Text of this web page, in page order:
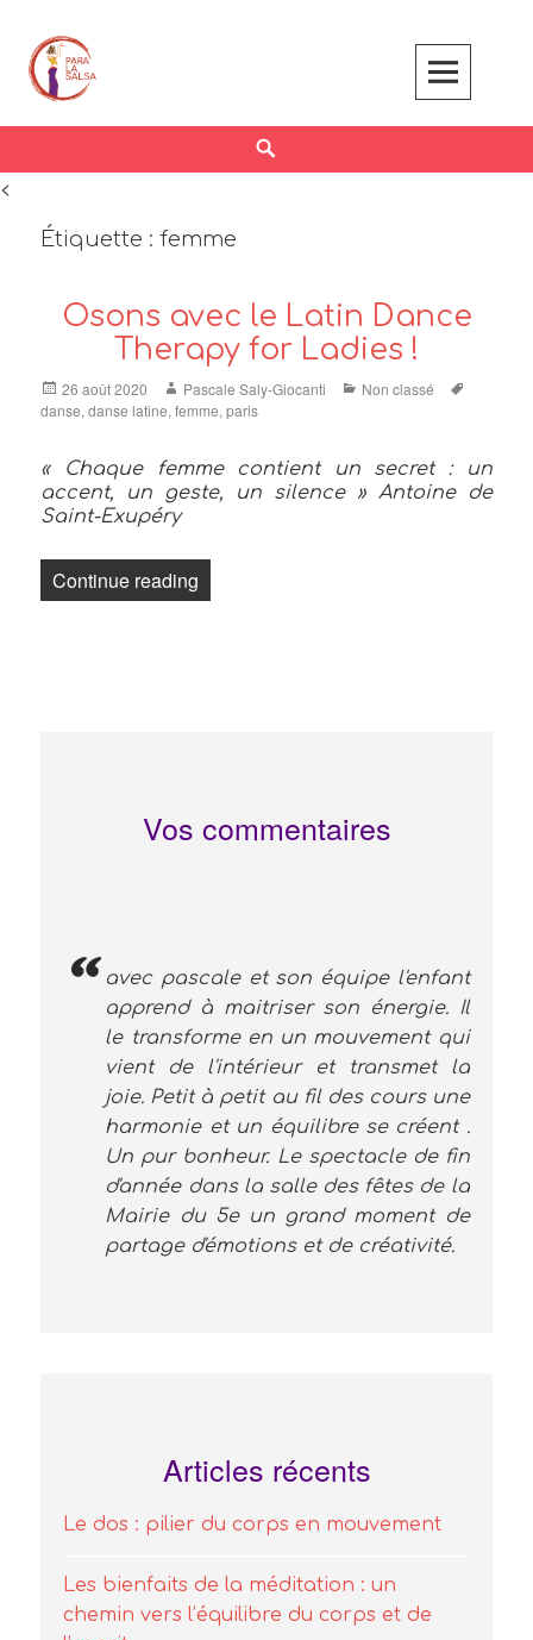
content
<
Étiquette :femme
Osons avec le Latin Dance
Therapy for Ladies !
Posted
on
26 août 2020 Author
Pascale Saly-Giocanti Categories
Non classé
danse,danse latine,femme,paris
« Chaque femme contient un secret : un
accent, un geste, un silence » Antoine de
Saint-Exupéry
Continue reading
Vos commentaires
avec pascale et son équipe l'enfant
apprend à maitriser son énergie. Il
le transforme en un mouvement qui
vient de l'intérieur et transmet la
joie. Petit à petit au fil des cours une
harmonie et un équilibre se créent .
Un pur bonheur. Le spectacle de fin
d'année dans la salle des fêtes de la
Mairie du 5e un grand moment de
partage d'émotions et de créativité.
Articles récents
Le dos : pilier du corps en mouvement
Les bienfaits de la méditation : un
chemin vers l’équilibre du corps et de